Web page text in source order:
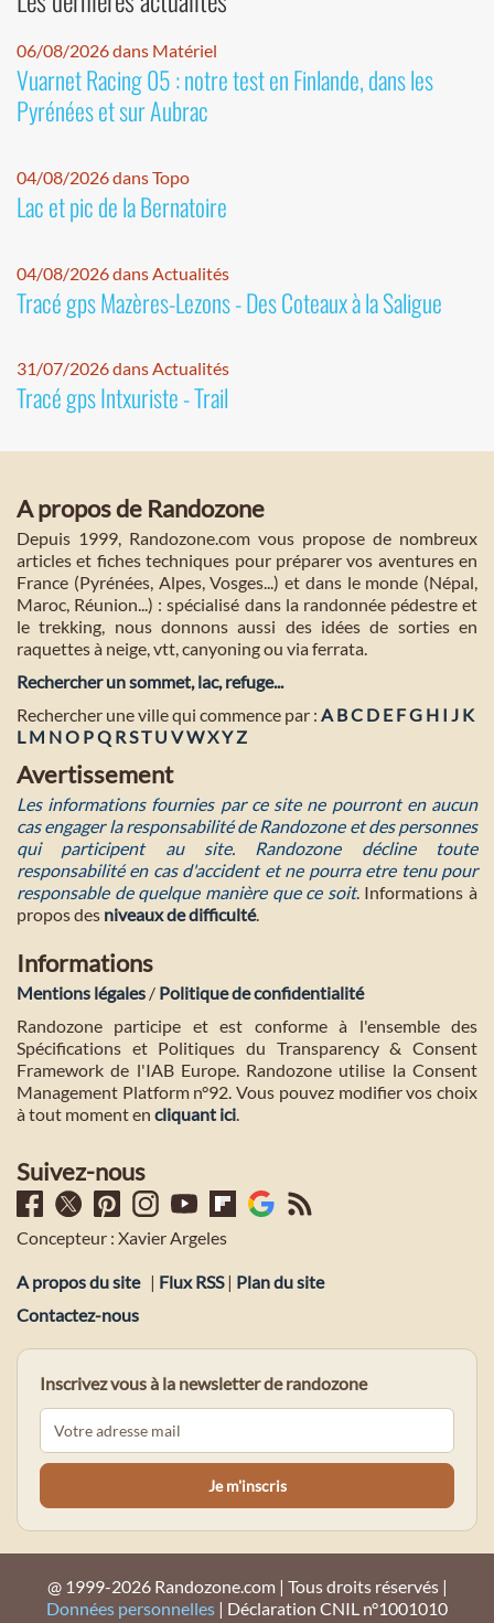
06/08/2026 dans Matériel
Vuarnet Racing 05 : notre test en Finlande, dans les
Pyrénées et sur Aubrac
04/08/2026 dans Topo
Lac et pic de la Bernatoire
04/08/2026 dans Actualités
Tracé gps Mazères-Lezons - Des Coteaux à la Saligue
31/07/2026 dans Actualités
Tracé gps Intxuriste - Trail
A propos de Randozone
Depuis 1999, Randozone.com vous propose de nombreux
articles et fiches techniques pour préparer vos aventures en
France (Pyrénées, Alpes, Vosges...) et dans le monde (Népal,
Maroc, Réunion...) : spécialisé dans la randonnée pédestre et
le trekking, nous donnons aussi des idées de sorties en
raquettes à neige, vtt, canyoning ou via ferrata.
Rechercher un sommet, lac, refuge...
Rechercher une ville qui commence par : A BC D E FG H I J K
L M NO PQ RST U VWXYZ
Avertissement
Les informations fournies par ce site ne pourront en aucun
cas engager la responsabilité de Randozone et des personnes
qui participent au site. Randozone décline toute
responsabilité en cas d'accident et ne pourra etre tenu pour
responsable de quelque manière que ce soit. Informations à
propos des niveaux de difficulté.
Informations
Mentions légales / Politique de confidentialité
Randozone participe et est conforme à l'ensemble des
Spécifications et Politiques du Transparency & Consent
Framework de l'IAB Europe. Randozone utilise la Consent
Management Platform n°92. Vous pouvez modifier vos choix
à tout moment en cliquant ici.
Suivez-nous
Concepteur : Xavier Argeles
A propos du site | Flux RSS| Plan du site
Contactez-nous
Inscrivez vous à la newsletter de randozone
@ 1999-2026 Randozone.com | Tous droits réservés |
Données personnelles | Déclaration CNIL n°1001010